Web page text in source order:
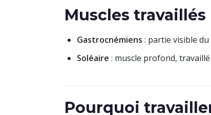
Muscles travaillés
Gastrocnémiens : partie visible
Soléaire : muscle profond,
Pourquoi